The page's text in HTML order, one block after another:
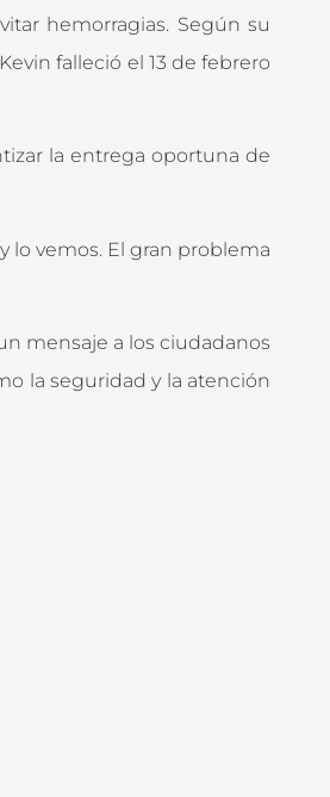
hemorragias. Según su
falleció el 13 de febrero
la entrega oportuna de
lo vemos. El gran problema
mensaje a los ciudadanos
la seguridad y la atención